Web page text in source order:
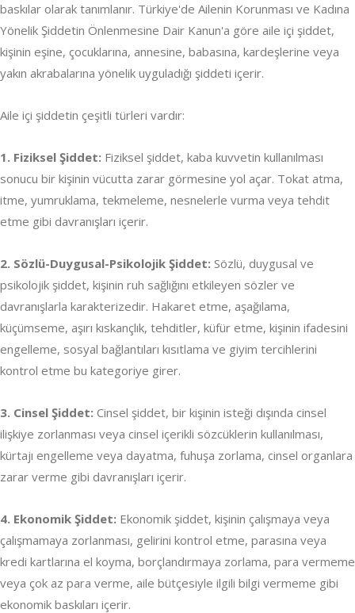
baskılar olarak tanımlanır. Türkiye'de Ailenin Korunması ve Kadına
Yönelik Şiddetin Önlenmesine Dair Kanun'a göre aile içi şiddet,
kişinin eşine, çocuklarına, annesine, babasına, kardeşlerine veya
yakın akrabalarına yönelik uyguladığı şiddeti içerir.
Aile içi şiddetin çeşitli türleri vardır:
1. Fiziksel Şiddet: Fiziksel şiddet, kaba kuvvetin kullanılması
sonucu bir kişinin vücutta zarar görmesine yol açar. Tokat atma,
itme, yumruklama, tekmeleme, nesnelerle vurma veya tehdit
etme gibi davranışları içerir.
2. Sözlü-Duygusal-Psikolojik Şiddet: Sözlü, duygusal ve
psikolojik şiddet, kişinin ruh sağlığını etkileyen sözler ve
davranışlarla karakterizedir. Hakaret etme, aşağılama,
küçümseme, aşırı kıskançlık, tehditler, küfür etme, kişinin ifadesini
engelleme, sosyal bağlantıları kısıtlama ve giyim tercihlerini
kontrol etme bu kategoriye girer.
3. Cinsel Şiddet: Cinsel şiddet, bir kişinin isteği dışında cinsel
ilişkiye zorlanması veya cinsel içerikli sözcüklerin kullanılması,
kürtajı engelleme veya dayatma, fuhuşa zorlama, cinsel organlara
zarar verme gibi davranışları içerir.
4. Ekonomik Şiddet: Ekonomik şiddet, kişinin çalışmaya veya
çalışmamaya zorlanması, gelirini kontrol etme, parasına veya
kredi kartlarına el koyma, borçlandırmaya zorlama, para vermeme
veya çok az para verme, aile bütçesiyle ilgili bilgi vermeme gibi
ekonomik baskıları içerir.